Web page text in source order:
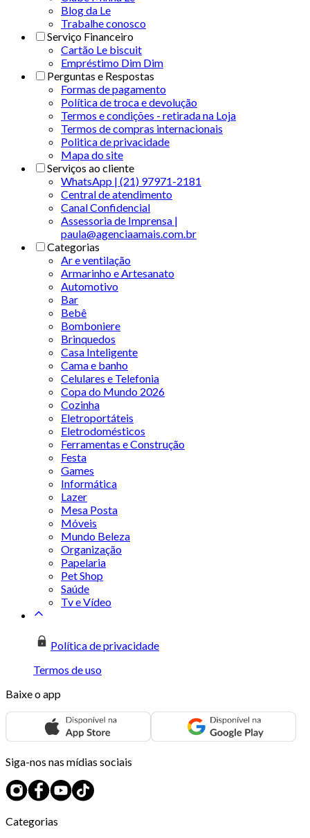
Blog da Le
Trabalhe conosco
Serviço Financeiro
Cartão Le biscuit
Empréstimo Dim Dim
Perguntas e Respostas
Formas de pagamento
Política de troca e devolução
Termos e condições - retirada na Loja
Termos de compras internacionais
Politica de privacidade
Mapa do site
Serviços ao cliente
WhatsApp | (21) 97971-2181
Central de atendimento
Canal Confidencial
Assessoria de Imprensa |
paula@agenciaamais.com.br
Categorias
Ar e ventilação
Armarinho e Artesanato
Automotivo
Bar
Bebê
Bomboniere
Brinquedos
Casa Inteligente
Cama e banho
Celulares e Telefonia
Copa do Mundo 2026
Cozinha
Eletroportáteis
Eletrodomésticos
Ferramentas e Construção
Festa
Games
Informática
Lazer
Mesa Posta
Móveis
Mundo Beleza
Organização
Papelaria
Pet Shop
Saúde
Tv e Vídeo
Política de privacidade
Termos de uso
Baixe o app
Siga-nos nas mídias sociais
Categorias